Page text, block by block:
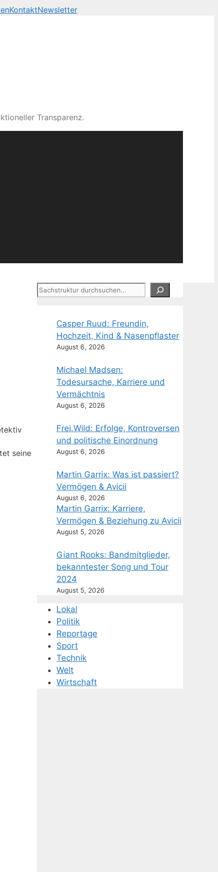
KontaktNewsletter
Transparenz.
seine
Suchen
Casper Ruud: Freundin,
Hochzeit, Kind & Nasenpflaster
August 6, 2026
Michael Madsen:
Todesursache, Karriere und
Vermächtnis
August 6, 2026
Frei.Wild: Erfolge, Kontroversen
und politische Einordnung
August 6, 2026
Martin Garrix: Was ist passiert?
Vermögen & Avicii
August 6, 2026
Martin Garrix: Karriere,
Vermögen & Beziehung zu Avicii
August 5, 2026
Giant Rooks: Bandmitglieder,
bekanntester Song und Tour
2024
August 5, 2026
Lokal
Politik
Reportage
Sport
Technik
Welt
Wirtschaft